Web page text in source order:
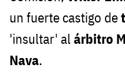
un fuerte castigo de
'insultar' al árbitro
Nava.